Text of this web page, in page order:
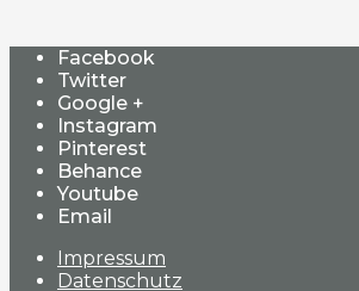
Facebook
Twitter
Google +
Instagram
Pinterest
Behance
Youtube
Email
Impressum
Datenschutz